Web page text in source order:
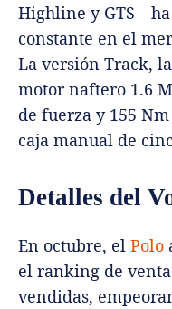
Highline y
constante en el
La versión Track,
motor naftero 1.6
de fuerza y 155
caja manual de
Detalles del
En octubre, el Polo
el ranking de
vendidas,